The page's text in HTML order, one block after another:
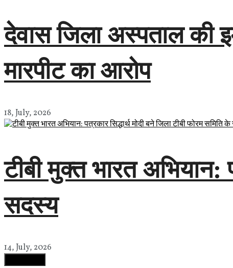
देवास जिला अस्पताल की
मारपीट का आरोप
18, July, 2026
टीबी मुक्त भारत अभियान:
सदस्य
14, July, 2026